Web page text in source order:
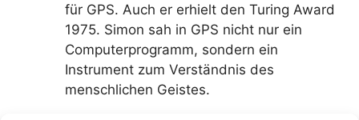
für GPS. Auch er erhielt den Turing Award
1975. Simon sah in GPS nicht nur ein
Computerprogramm, sondern ein
Instrument zum Verständnis des
menschlichen Geistes.